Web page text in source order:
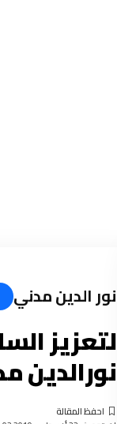
نور الدين مدني
لتعزيز
نورالدين